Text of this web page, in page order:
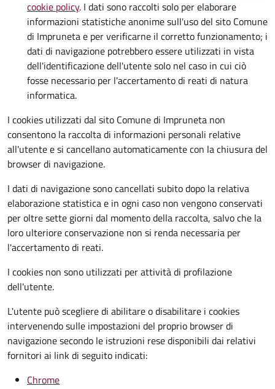
cookie policy. I dati sono raccolti solo per elaborare
informazioni statistiche anonime sull'uso del sito Comune
di Impruneta e per verificarne il corretto funzionamento; i
dati di navigazione potrebbero essere utilizzati in vista
dell'identificazione dell'utente solo nel caso in cui ciò
fosse necessario per l'accertamento di reati di natura
informatica.
I cookies utilizzati dal sito Comune di Impruneta non
consentono la raccolta di informazioni personali relative
all'utente e si cancellano automaticamente con la chiusura del
browser di navigazione.
I dati di navigazione sono cancellati subito dopo la relativa
elaborazione statistica e in ogni caso non vengono conservati
per oltre sette giorni dal momento della raccolta, salvo che la
loro ulteriore conservazione non si renda necessaria per
l'accertamento di reati.
I cookies non sono utilizzati per attività di profilazione
dell'utente.
L'utente può scegliere di abilitare o disabilitare i cookies
intervenendo sulle impostazioni del proprio browser di
navigazione secondo le istruzioni rese disponibili dai relativi
fornitori ai link di seguito indicati:
Chrome